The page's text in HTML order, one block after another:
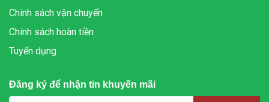
Chính sách vận chuyển
Chính sách hoàn tiền
Tuyển dụng
Đăng ký để nhận tin khuyến mãi